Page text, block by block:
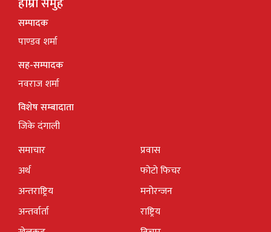
सम्पादक
पाण्डव शर्मा
सह-सम्पादक
नवराज शर्मा
विशेष सम्बादाता
जिके दंगाली
समाचार
अर्थ
अन्तराष्ट्रिय
अन्तर्वार्ता
प्रवास
फोटो फिचर
मनोरन्जन
राष्ट्रिय